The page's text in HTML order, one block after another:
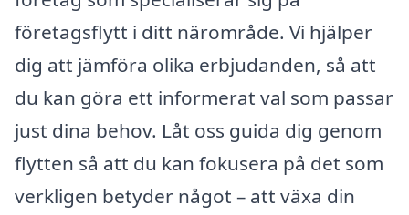
företagsflytt i ditt närområde. Vi hjälper
dig att jämföra olika erbjudanden, så att
du kan göra ett informerat val som passar
just dina behov. Låt oss guida dig genom
flytten så att du kan fokusera på det som
verkligen betyder något – att växa din